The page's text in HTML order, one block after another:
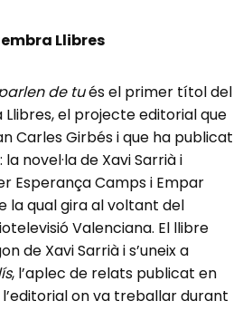
Llibres
de tués el primer títol del
el projecte editorial que
Carles Girbés i que ha publicat
novel·la de Xavi Sarrià i
Esperança Camps i Empar
la qual gira al voltant del
Valenciana. El llibre
de Xavi Sarrià i s’uneix a
, l’aplec de relats publicat en
on va treballar durant